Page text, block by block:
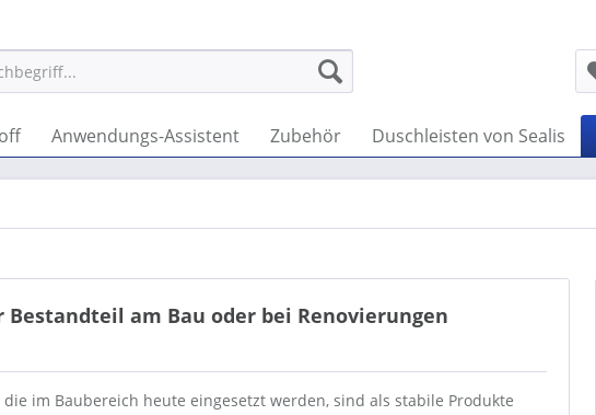
Anwendungs-Assistent Zubehör Duschleisten von Sealis
am Bau oder bei Renovierungen
die im Baubereich heute eingesetzt werden, sind als stabile Produkte